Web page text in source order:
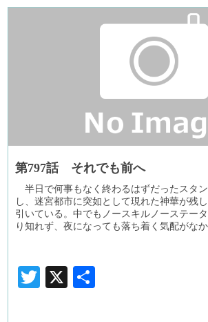
第797話 それでも前へ
半日で何事もなく終わるはずだったスタ
し、迷宮都市に突如として現れた神華が残
引いている。中でもノースキルノーステー
り知れず、夜になっても落ち着く気配が
Twitter
X